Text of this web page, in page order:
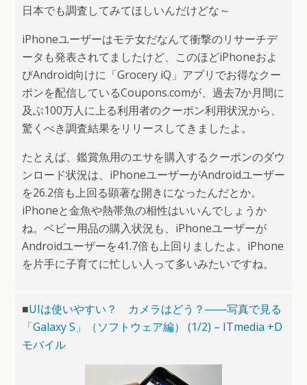
日本でも調査してみてほしいんだけどな～
iPhoneユーザーはモテ女だなんて衝撃のリサーチデ
ータも発表されてましたけど、このほどiPhoneおよ
びAndroid向けに「Grocery iQ」アプリでお得なクー
ポンを配信しているCoupons.comが、過去7か月間に
及ぶ100万人に上る利用者のクーポン利用状況から、
驚くべき調査結果をリリースしてきましたよ。
たとえば、鑑賞魚用のエサを購入するクーポンのダウ
ンロード状況は、iPhoneユーザーがAndroidユーザー
を26.2倍も上回る顕著な開きになったんだとか。
iPhoneと金魚や熱帯魚の相性はいいんでしょうか
ね。ベビー用品の購入状況も、iPhoneユーザーが
Androidユーザーを41.7倍も上回りましたよ。iPhone
を片手に子育てに忙しい人って多いみたいですね。
■UIは使いやすい？ カメラはどう？――写真で見る
「Galaxy S」（ソフトウェア編） (1/2) – ITmedia +D
モバイル